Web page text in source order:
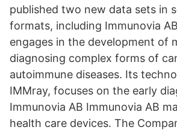
published two new data sets in
formats, including Immunovia
engages in the development of
diagnosing complex forms of
autoimmune diseases. Its
IMMray, focuses on the early
Immunovia AB Immunovia AB
health care devices. The